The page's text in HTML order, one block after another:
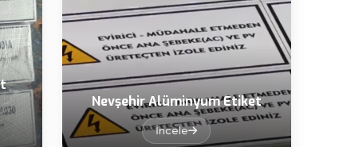
Nevşehir Alüminyum Etiket
İncele